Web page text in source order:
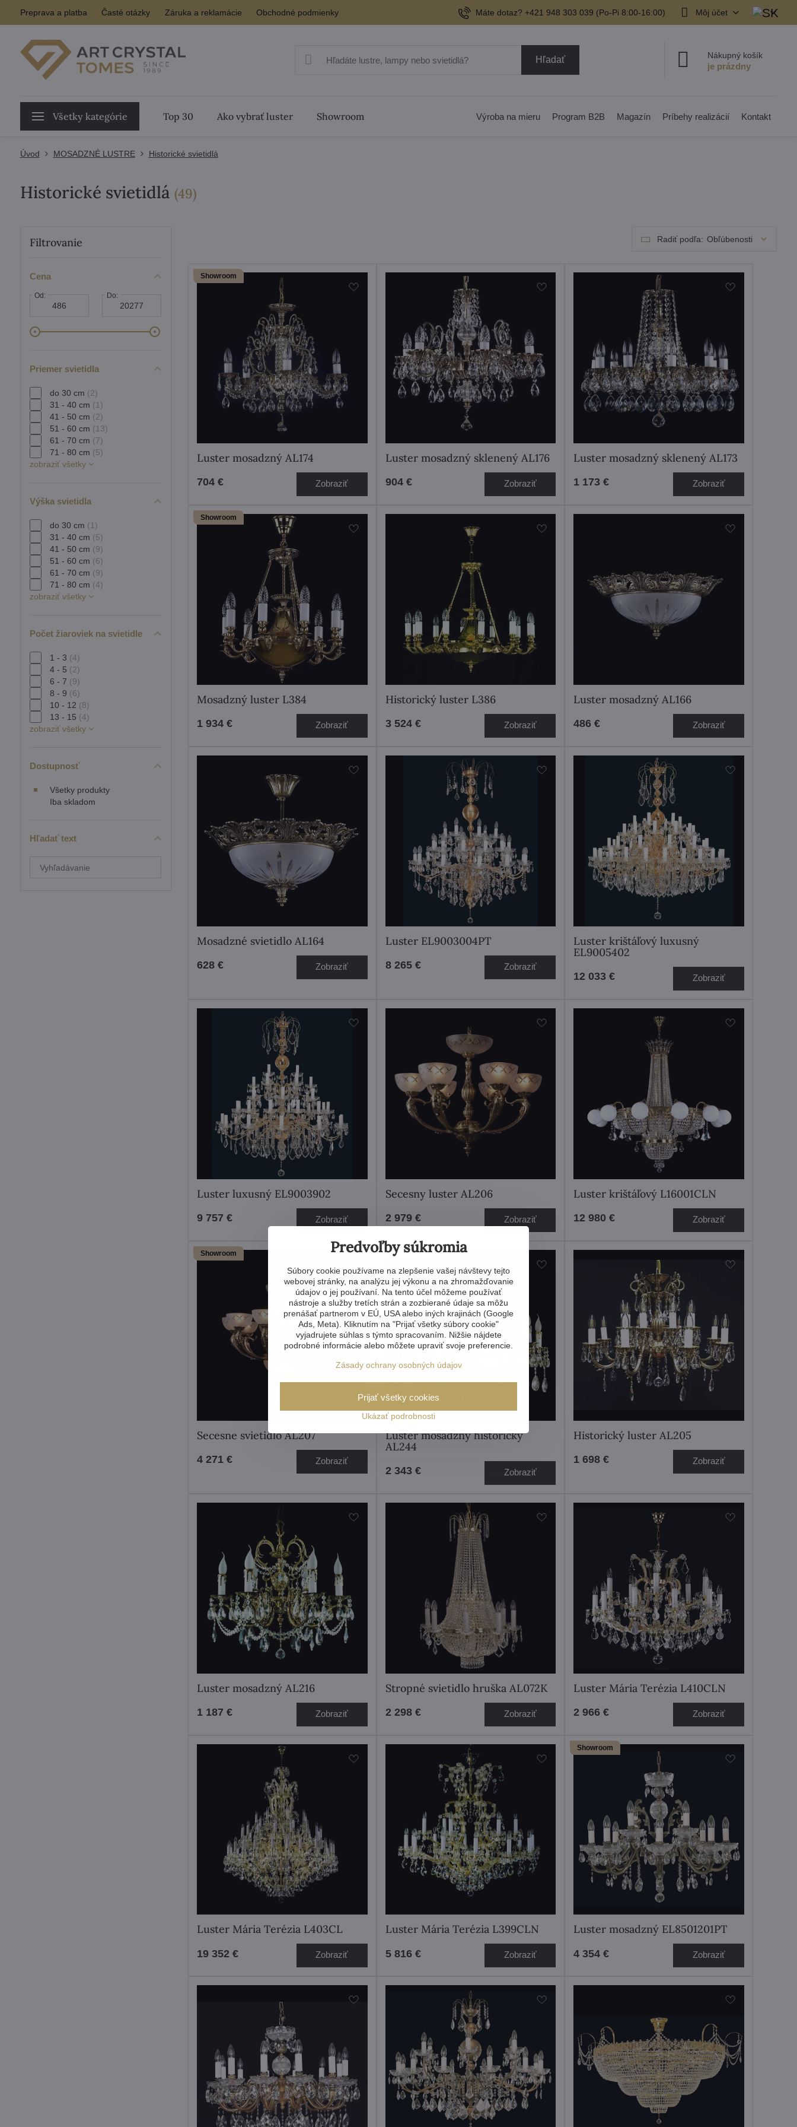
Preprava a platba Časté otázky Záruka a reklamácie Obchodné podmienky Máte dotaz? +421 948 303 039 (Po-Pi 8:00-16:00) Môj účet
Hľadať Nákupný košík
Všetky kategórie Top 30 Ako vybrať luster Showroom Výroba na mieru Program B2B Magazín Príbehy realizácií Kontakt
Úvod MOSADZNÉ LUSTRE Historické svietidlá
Historické svietidlá (49položiek
)
Radiť podľa: Obľúbenosti
Showroom
Luster mosadzný AL174
704 € Zobraziť
Luster mosadzný sklenený AL176
904 € Zobraziť
Luster mosadzný sklenený AL173
1 173 € Zobraziť
Showroom
Mosadzný luster L384
1 934 € Zobraziť
Historický luster L386
3 524 € Zobraziť
Luster mosadzný AL166
486 € Zobraziť
Mosadzné svietidlo AL164
628 € Zobraziť
Luster EL9003004PT
8 265 € Zobraziť
Luster krištáľový luxusný
EL9005402
12 033 € Zobraziť
Luster luxusný EL9003902
9 757 € Zobraziť
Secesny luster AL206
2 979 € Zobraziť
Luster krištáľový L16001CLN
12 980 € Zobraziť
Showroom
Secesne svietidlo AL207
4 271 € Zobraziť
Showroom
Luster mosadzný historický
AL244
2 343 € Zobraziť
Historický luster AL205
1 698 € Zobraziť
Luster mosadzný AL216
1 187 € Zobraziť
Stropné svietidlo hruška AL072K
2 298 € Zobraziť
Luster Mária Terézia L410CLN
2 966 € Zobraziť
Luster Mária Terézia L403CL
19 352 € Zobraziť
Luster Mária Terézia L399CLN
5 816 € Zobraziť
Showroom
Luster mosadzný EL8501201PT
4 354 € Zobraziť
Filtrovanie
Cena
Od: Do:
Priemer svietidla
do 30 cm (2)
31 - 40 cm (1)
41 - 50 cm (2)
51 - 60 cm (13)
61 - 70 cm (7)
71 - 80 cm (5)
zobraziť všetky
Výška svietidla
do 30 cm (1)
31 - 40 cm (5)
41 - 50 cm (9)
51 - 60 cm (6)
61 - 70 cm (9)
71 - 80 cm (4)
zobraziť všetky
Počet žiaroviek na svietidle
1 - 3 (4)
4 - 5 (2)
6 - 7 (9)
8 - 9 (6)
10 - 12 (8)
13 - 15 (4)
zobraziť všetky
Dostupnosť
Všetky produkty
Iba skladom
Hľadať text
výsledky
Predvoľby súkromia
Súbory cookie používame na zlepšenie vašej návštevy tejto
webovej stránky, na analýzu jej výkonu a na zhromažďovanie
údajov o jej používaní. Na tento účel môžeme používať
nástroje a služby tretích strán a zozbierané údaje sa môžu
prenášať partnerom v EÚ, USA alebo iných krajinách (Google
Ads, Meta). Kliknutím na "Prijať všetky súbory cookie"
vyjadrujete súhlas s týmto spracovaním. Nižšie nájdete
podrobné informácie alebo môžete upraviť svoje preferencie.
Zásady ochrany osobných údajov
Ukázať podrobnosti
Prijať všetky cookies